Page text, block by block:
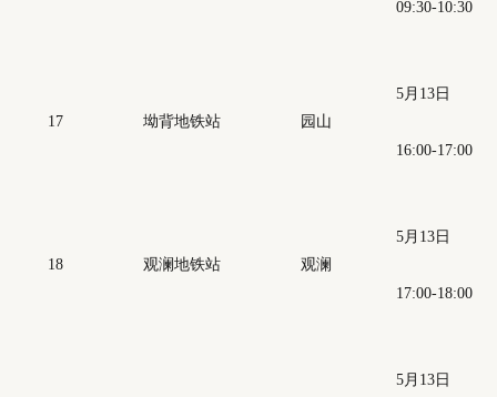
09:30-10:30
17 坳背地铁站 园山
5月13日
16:00-17:00
18 观澜地铁站 观澜
5月13日
17:00-18:00
5月13日